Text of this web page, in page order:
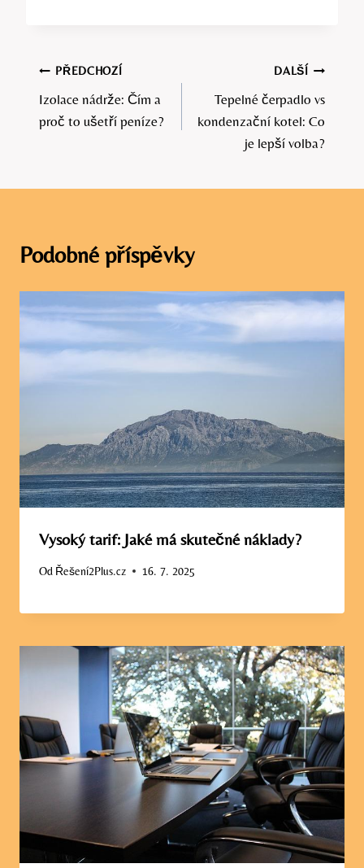
Navigace
pro
PŘEDCHOZÍ
Izolace nádrže: Čím a
proč to ušetří peníze?
DALŠÍ
Tepelné čerpadlo vs
kondenzační kotel: Co
je lepší volba?
Podobné příspěvky
Vysoký tarif: Jaké má skutečné náklady?
Od Řešení2Plus.cz 16. 7. 2025